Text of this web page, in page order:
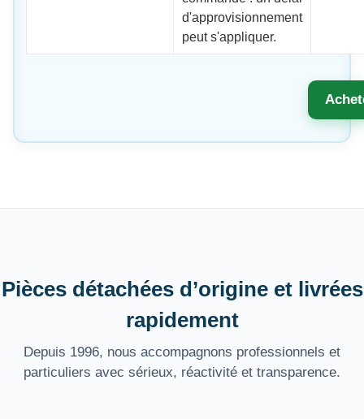
d'approvisionnement
peut s'appliquer.
Pièces détachées d’origine et livrées
rapidement
Depuis 1996, nous accompagnons professionnels et
particuliers avec sérieux, réactivité et transparence.